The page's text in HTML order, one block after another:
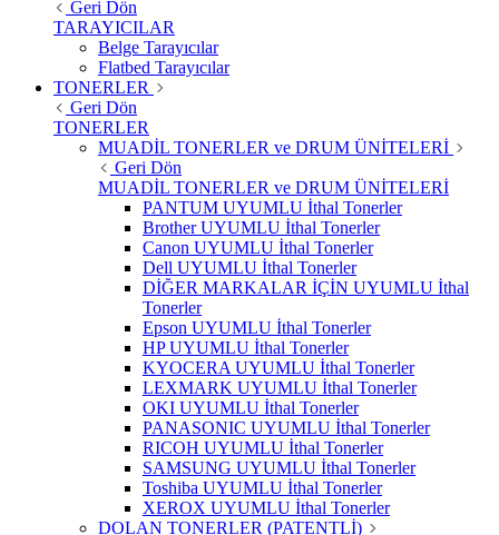
Geri Dön
TARAYICILAR
Belge Tarayıcılar
Flatbed Tarayıcılar
TONERLER
Geri Dön
TONERLER
MUADİL TONERLER ve DRUM ÜNİTELERİ
Geri Dön
MUADİL TONERLER ve DRUM ÜNİTELERİ
PANTUM UYUMLU İthal Tonerler
Brother UYUMLU İthal Tonerler
Canon UYUMLU İthal Tonerler
Dell UYUMLU İthal Tonerler
DİĞER MARKALAR İÇİN UYUMLU İthal
Tonerler
Epson UYUMLU İthal Tonerler
HP UYUMLU İthal Tonerler
KYOCERA UYUMLU İthal Tonerler
LEXMARK UYUMLU İthal Tonerler
OKI UYUMLU İthal Tonerler
PANASONIC UYUMLU İthal Tonerler
RICOH UYUMLU İthal Tonerler
SAMSUNG UYUMLU İthal Tonerler
Toshiba UYUMLU İthal Tonerler
XEROX UYUMLU İthal Tonerler
DOLAN TONERLER (PATENTLİ)